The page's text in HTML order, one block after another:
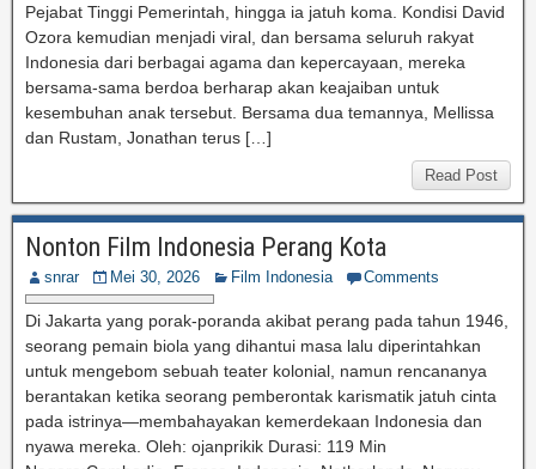
Pejabat Tinggi Pemerintah, hingga ia jatuh koma. Kondisi David
Ozora kemudian menjadi viral, dan bersama seluruh rakyat
Indonesia dari berbagai agama dan kepercayaan, mereka
bersama-sama berdoa berharap akan keajaiban untuk
kesembuhan anak tersebut. Bersama dua temannya, Mellissa
dan Rustam, Jonathan terus […]
Read Post
Nonton Film Indonesia Perang Kota
snrar Mei 30, 2026 Film Indonesia Comments
Di Jakarta yang porak-poranda akibat perang pada tahun 1946,
seorang pemain biola yang dihantui masa lalu diperintahkan
untuk mengebom sebuah teater kolonial, namun rencananya
berantakan ketika seorang pemberontak karismatik jatuh cinta
pada istrinya—membahayakan kemerdekaan Indonesia dan
nyawa mereka. Oleh: ojanprikik Durasi: 119 Min